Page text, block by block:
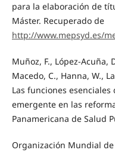
para la elaboración de
Máster. Recuperado de
http://www.mepsyd.es/
Muñoz, F., López-Acuña,
Macedo, C., Hanna, W.,
Las funciones
emergente en las
Panamericana de Salud
Organización Mundial